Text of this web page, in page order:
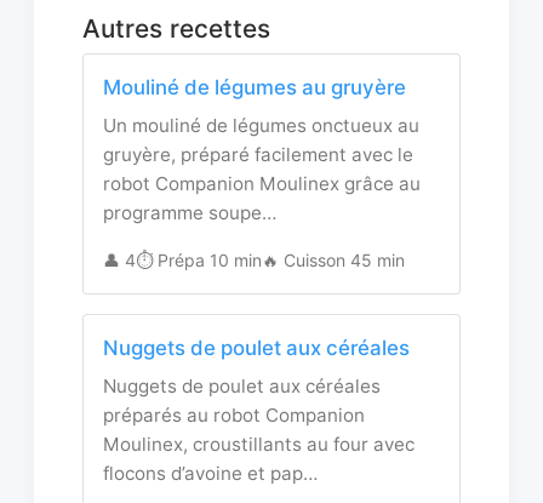
Autres recettes
Mouliné de légumes au gruyère
Un mouliné de légumes onctueux au
gruyère, préparé facilement avec le
robot Companion Moulinex grâce au
programme soupe…
👤 4⏱️ Prépa 10 min🔥 Cuisson 45 min
Nuggets de poulet aux céréales
Nuggets de poulet aux céréales
préparés au robot Companion
Moulinex, croustillants au four avec
flocons d’avoine et pap…